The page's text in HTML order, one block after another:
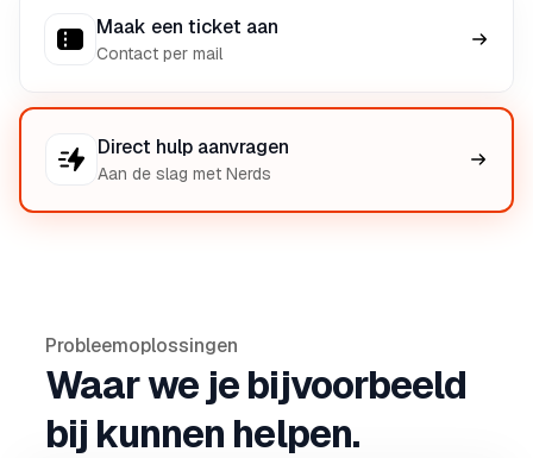
Maak een ticket aan
Contact per mail
Direct hulp aanvragen
Aan de slag met Nerds
Probleemoplossingen
Waar we je bijvoorbeeld
bij kunnen helpen.